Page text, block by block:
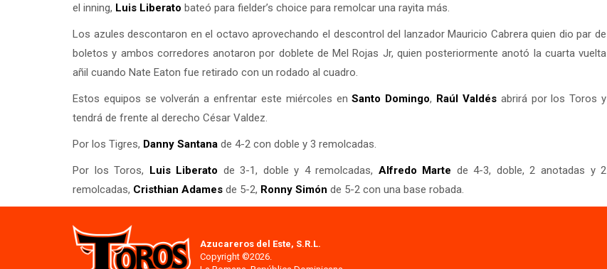
el inning, Luis Liberato bateó para fielder’s choice para remolcar una rayita más.
Los azules descontaron en el octavo aprovechando el descontrol del lanzador Mauricio Cabrera quien dio par de
boletos y ambos corredores anotaron por doblete de Mel Rojas Jr, quien posteriormente anotó la cuarta vuelta
añil cuando Nate Eaton fue retirado con un rodado al cuadro.
Estos equipos se volverán a enfrentar este miércoles enSanto Domingo, Raúl Valdésabrirá por los Toros y
tendrá de frente al derecho César Valdez.
Por los Tigres, Danny Santana de 4-2 con doble y 3 remolcadas.
Por los Toros, Luis Liberato de 3-1, doble y 4 remolcadas, Alfredo Marte de 4-3, doble, 2 anotadas y 2
remolcadas, Cristhian Adames de 5-2, Ronny Simón de 5-2 con una base robada.
Azucareros del Este, S.R.L.
Copyright ©2026.